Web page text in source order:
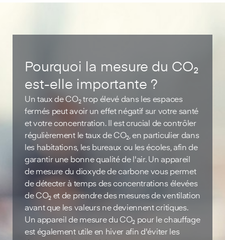
Pourquoi la mesure du CO₂
est-elle importante ?
Un taux de CO₂ trop élevé dans les espaces
fermés peut avoir un effet négatif sur votre santé
et votre concentration. Il est crucial de contrôler
régulièrement le taux de CO₂, en particulier dans
les habitations, les bureaux ou les écoles, afin de
garantir une bonne qualité de l'air. Un appareil
de mesure du dioxyde de carbone vous permet
de détecter à temps des concentrations élevées
de CO₂ et de prendre des mesures de ventilation
avant que les valeurs ne deviennent critiques.
Un appareil de mesure du CO₂ pour le chauffage
est également utile en hiver afin d'éviter les